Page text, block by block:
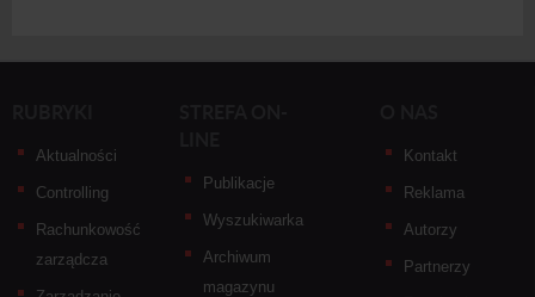
Aktualności
Controlling
Rachunkowość
zarządcza
Publikacje
Wyszukiwarka
Archiwum
magazynu
Kontakt
Reklama
Autorzy
Partnerzy